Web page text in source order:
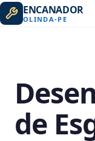
ENCANADOR
OLINDA-PE
de